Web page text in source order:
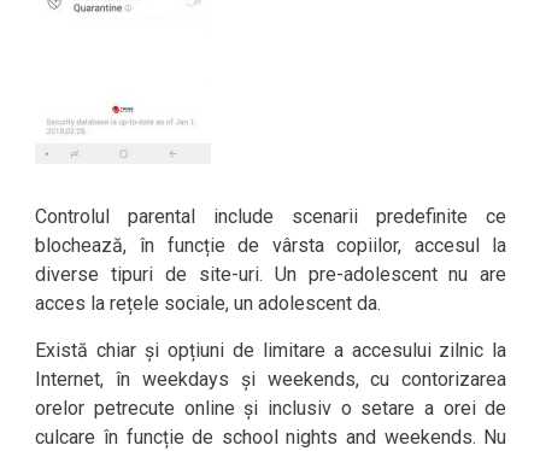
Controlul parental include scenarii predefinite ce
blochează, în funcție de vârsta copiilor, accesul la
diverse tipuri de site-uri. Un pre-adolescent nu are
acces la rețele sociale, un adolescent da.
Există chiar și opțiuni de limitare a accesului zilnic la
Internet, în weekdays și weekends, cu contorizarea
orelor petrecute online și inclusiv o setare a orei de
culcare în funcție de school nights and weekends. Nu